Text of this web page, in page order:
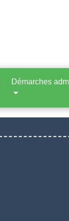
Démarches